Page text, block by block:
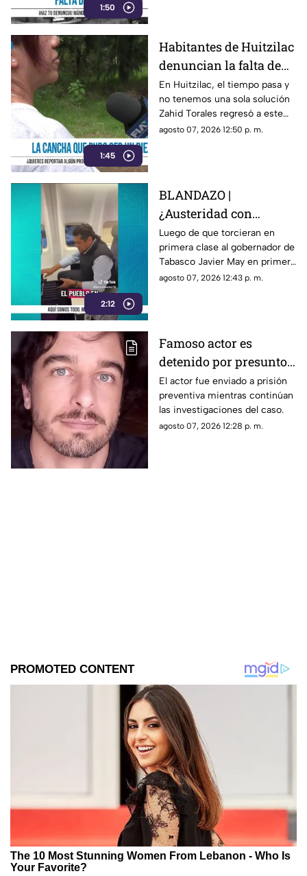
1:50
1:45
Habitantes de Huitzilac
denuncian la falta de
atención de la cancha
deportiva del Barrio de
Gualupita
En Huitzilac, el tiempo pasa y
no tenemos una sola solución
Zahid Torales regresó a este
frío municipio, con baches por
agosto 07, 2026 12:50 p. m.
2:12
BLANDAZO |
¿Austeridad con
asiento preferente?
Captan a gobernador de
Tabasco Javier May en
primera clase
Luego de que torcieran en
primera clase al gobernador de
Tabasco Javier May en primera
clase, le jalaron las orejas pero
agosto 07, 2026 12:43 p. m.
Famoso actor es
detenido por presunto
abuso de un niño;
aseguró que lo
confundió con su novia
El actor fue enviado a prisión
preventiva mientras continúan
las investigaciones del caso.
agosto 07, 2026 12:28 p. m.